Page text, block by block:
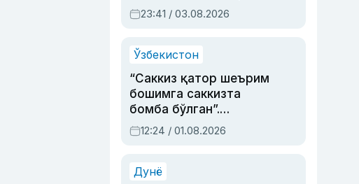
содир этган аёлга суд
ҳукми ўқилди
23:41 / 03.08.2026
Ўзбекистон
“Саккиз қатор шеърим
бошимга саккизта
бомба бўлган”.
Абдулла Ориповни
сиёсий айбловлардан
12:24 / 01.08.2026
Дунё